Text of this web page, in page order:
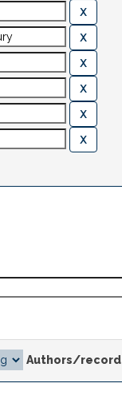
Authors/record